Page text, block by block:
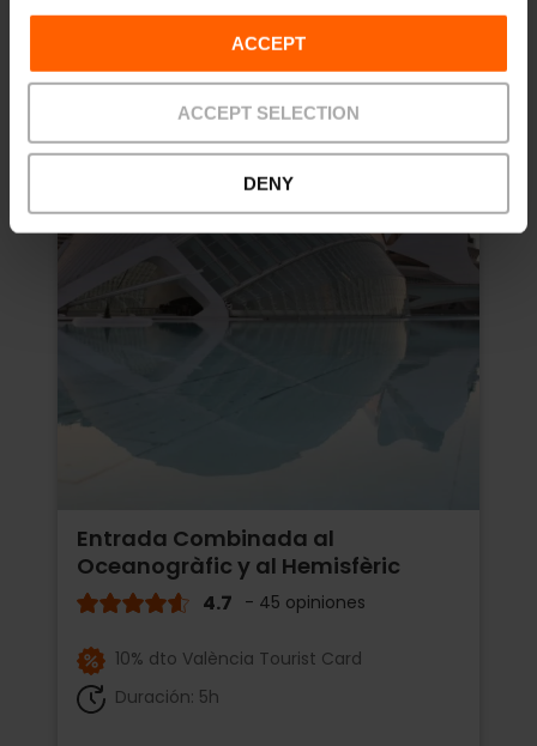
ACCEPT
ACCEPT SELECTION
DENY
Desde14,10 €
Entrada Combinada al
Oceanogràfic y al Hemisfèric
4.7 - 45 opiniones
10% dto València Tourist Card
Duración: 5h